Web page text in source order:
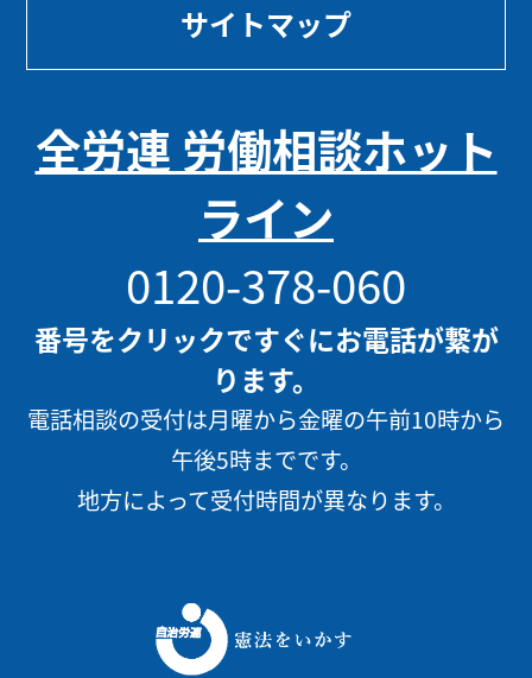
サイトマップ
全労連 労働相談ホット
ライン
0120-378-060
番号をクリックですぐにお電話が繋が
ります。
電話相談の受付は月曜から金曜の午前10時から
午後5時までです。
地方によって受付時間が異なります。